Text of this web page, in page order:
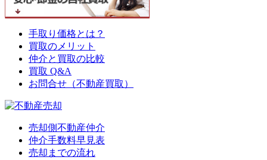
手取り価格とは？
買取のメリット
仲介と買取の比較
買取 Q&A
お問合せ（不動産買取）
売却側不動産仲介
仲介手数料早見表
売却までの流れ